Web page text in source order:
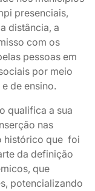
presenciais,
distância, a
com os
pessoas em
por meio
de ensino.
qualifica a sua
nas
histórico que foi
da definição
que
potencializando